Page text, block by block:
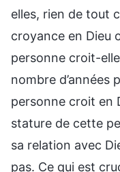
elles, rien de tout
croyance en Dieu
personne croit-
nombre d’années
personne croit en
stature de cette
sa relation avec
pas. Ce qui est